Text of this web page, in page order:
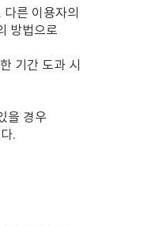
른 이용자의
방법으로
기간 도과 시
을 경우
.